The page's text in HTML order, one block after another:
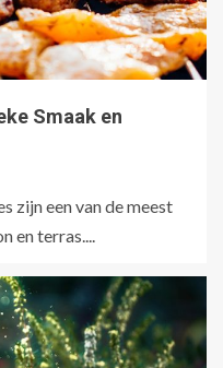
Smaak en
zijn een van de meest
en terras....